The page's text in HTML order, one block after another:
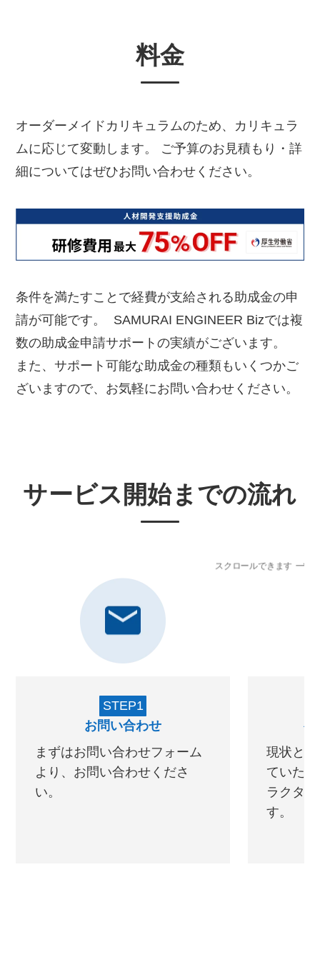
料金
オーダーメイドカリキュラムのため、カリキュラ
ムに応じて変動します。 ご予算のお見積もり・詳
細についてはぜひお問い合わせください。
条件を満たすことで経費が支給される助成金の申
請が可能です。 SAMURAI ENGINEER Bizでは複
数の助成金申請サポートの実績がございます。
また、サポート可能な助成金の種類もいくつかご
ざいますので、お気軽にお問い合わせください。
サービス開始までの流れ
スクロールできます
STEP1
お問い合わせ
まずはお問い合わせフォーム
より、お問い合わせくださ
い。
初
現状と
ていた
ラクタ
す。